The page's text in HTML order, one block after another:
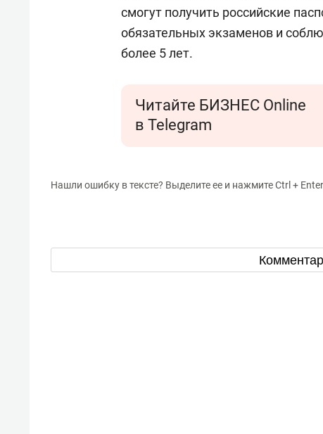
смогут получить российские
обязательных экзаменов и
более 5 лет.
Читайте БИЗНЕС Online
в Telegram
Нашли ошибку в тексте? Выделите ее и нажмите Ctrl + Enter